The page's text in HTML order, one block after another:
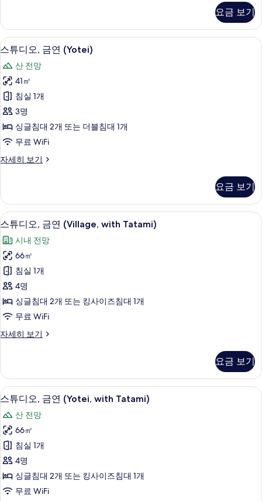
두
보
기
금
연
(Village)
세
히
보
기
요금 보기
스
튜
디
오,
금
연
(Yotei)
사
진
두
보
기
객실 내 금고, 다리미/다리미판, 무료
3
스튜디오, 금연 (Yotei)
산 전망
41㎡
침실 1개
3명
싱글침대 2개 또는 더블침대 1개
무료 WiFi
자세히 보기
스
금
연
(Yotei)
세
히
보
기
요금 보기
스
튜
디
오,
금
연
(Village,
with
Tatami)
모
두
보
기
객실 내 금고, 다리미/다리미판, 무료
4
스튜디오, 금연 (Village, with Tatami)
시내 전망
66㎡
침실 1개
4명
싱글침대 2개 또는 킹사이즈침대 1개
무료 WiFi
자세히 보기
스
금
연
(Village,
with
Tatami)
자
세
히
보
기
요금 보기
스
튜
디
오,
금
연
(Yotei,
with
스튜디오, 금연 (Yotei, with Tatami) |
4
스튜디오, 금연 (Yotei, with Tatami)
산 전망
66㎡
침실 1개
4명
싱글침대 2개 또는 킹사이즈침대 1개
무료 WiFi